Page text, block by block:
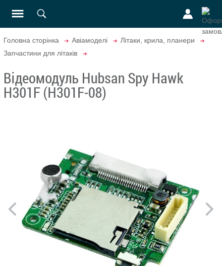
Головна сторінка Авіамоделі
Літаки, крила, планери
Запчастини для літаків
Відеомодуль Hubsan Spy Hawk
H301F (H301F-08)